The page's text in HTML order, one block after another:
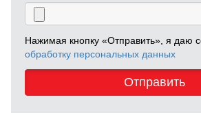
Нажимая кнопку «Отправить», я даю
обработку персональных данных
Отправить